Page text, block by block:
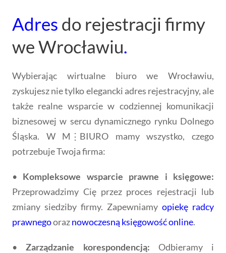
Adres do rejestracji firmy
we Wrocławiu.
Wybierając wirtualne biuro we Wrocławiu,
zyskujesz nie tylko elegancki adres rejestracyjny, ale
także realne wsparcie w codziennej komunikacji
biznesowej w sercu dynamicznego rynku Dolnego
Śląska. W M⋮BIURO mamy wszystko, czego
potrzebuje Twoja firma:
• Kompleksowe wsparcie prawne i księgowe:
Przeprowadzimy Cię przez proces rejestracji lub
zmiany siedziby firmy. Zapewniamyopiekę radcy
prawnegooraznowoczesną księgowość online.
•Zarządzanie korespondencją: Odbieramy i